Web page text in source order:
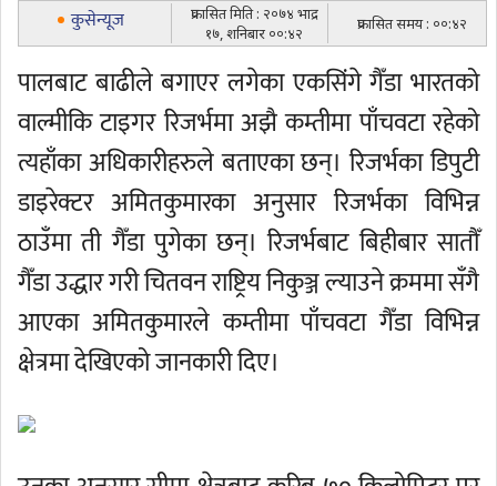
कुसेन्यूज
प्रकासित मिति : २०७४ भाद्र
१७, शनिबार ००:४२
प्रकासित समय : ००:४२
पालबाट बाढीले बगाएर लगेका एकसिंगे गैँडा भारतको
वाल्मीकि टाइगर रिजर्भमा अझै कम्तीमा पाँचवटा रहेको
त्यहाँका अधिकारीहरुले बताएका छन्। रिजर्भका डिपुटी
डाइरेक्टर अमितकुमारका अनुसार रिजर्भका विभिन्न
ठाउँमा ती गैँडा पुगेका छन्। रिजर्भबाट बिहीबार सातौँ
गैँडा उद्धार गरी चितवन राष्ट्रिय निकुञ्ज ल्याउने क्रममा सँगै
आएका अमितकुमारले कम्तीमा पाँचवटा गैँडा विभिन्न
क्षेत्रमा देखिएको जानकारी दिए।